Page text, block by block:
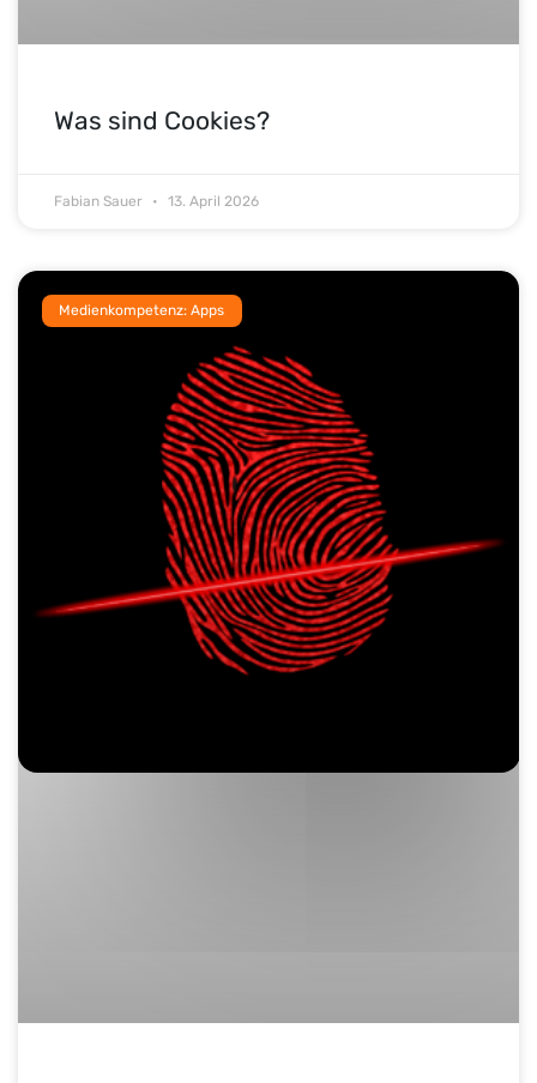
Was sind Cookies?
Fabian Sauer 13. April 2026
Medienkompetenz: Apps